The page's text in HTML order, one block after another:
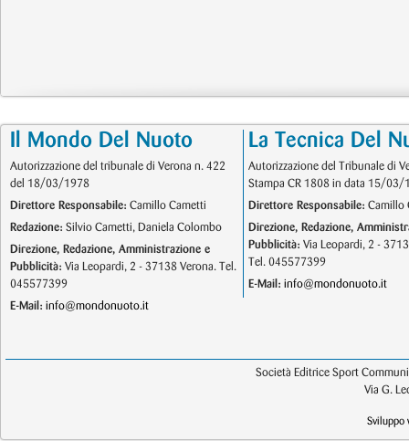
Il Mondo Del Nuoto
Autorizzazione del tribunale di Verona n. 422
del 18/03/1978
Direttore Responsabile: Camillo Cametti
Redazione: Silvio Cametti, Daniela Colombo
Direzione, Redazione, Amministrazione e
Pubblicità: Via Leopardi, 2 - 37138 Verona. Tel.
045577399
E-Mail: info@mondonuoto.it
La Tecnica Del
Autorizzazione del Tribunale di
Stampa CR 1808 in data 15/03/
Direttore Responsabile: Camillo
Direzione, Redazione,
Pubblicità: Via Leopardi, 2 -
Tel. 045577399
E-Mail: info@mondonuoto.it
Società Editrice Sport
Via G.
Sviluppo